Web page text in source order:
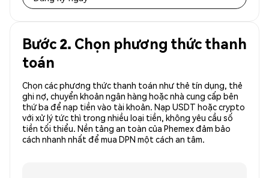
Bước 2. Chọn phương thức thanh
toán
Chọn các phương thức thanh toán như thẻ tín dụng, thẻ
ghi nợ, chuyển khoản ngân hàng hoặc nhà cung cấp bên
thứ ba để nạp tiền vào tài khoản. Nạp USDT hoặc crypto
với xử lý tức thì trong nhiều loại tiền, không yêu cầu số
tiền tối thiểu. Nền tảng an toàn của Phemex đảm bảo
cách nhanh nhất để mua DPN một cách an tâm.